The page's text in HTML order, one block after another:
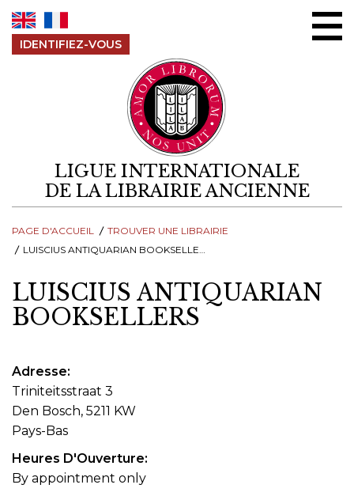
IDENTIFIEZ-VOUS
LIGUE INTERNATIONALE
DE LA LIBRAIRIE ANCIENNE
PAGE D'ACCUEIL
TROUVER UNE LIBRAIRIE
LUISCIUS ANTIQUARIAN BOOKSELLERS
LUISCIUS ANTIQUARIAN
BOOKSELLERS
Adresse
Triniteitsstraat 3
Den Bosch, 5211 KW
Pays-Bas
Heures D'Ouverture
By appointment only